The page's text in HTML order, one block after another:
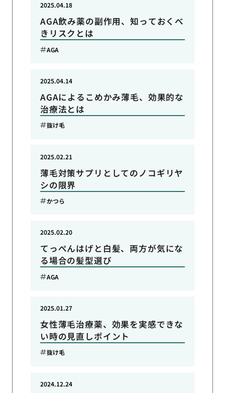
AGA飲み薬の副作用、知っておくべ
きリスクとは
2025.04.18
AGA
AGAによるこめかみ薄毛、効果的な
治療法とは
2025.04.14
抜け毛
薄毛対策サプリとしてのノコギリヤ
シの限界
2025.02.21
かつら
てっぺんはげと白髪、両方が気にな
る場合の髪型選び
2025.02.20
AGA
女性薄毛治療薬、効果を実感できな
い時の見直しポイント
2025.01.27
抜け毛
2024.12.24